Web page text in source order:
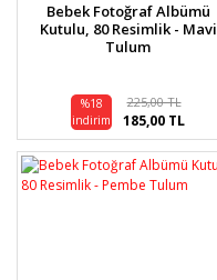
Bebek Fotoğraf Albümü
Kutulu, 80 Resimlik - Mavi
Tulum
%18
indirim
225,00 TL
185,00 TL